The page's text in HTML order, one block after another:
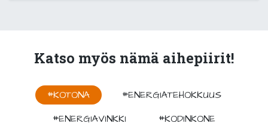
Katso myös nämä aihepiirit!
#KOTONA
#ENERGIATEHOKKUUS
#ENERGIAVINKKI
#KODINKONE